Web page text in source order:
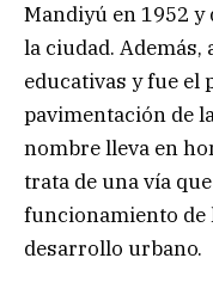
Mandiyú en 1952
la ciudad.
educativas y fue el
pavimentación de
nombre lleva en
trata de una vía
funcionamiento de
desarrollo urbano.